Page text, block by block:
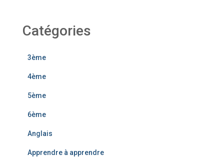
Catégories
3ème
4ème
5ème
6ème
Anglais
Apprendre à apprendre